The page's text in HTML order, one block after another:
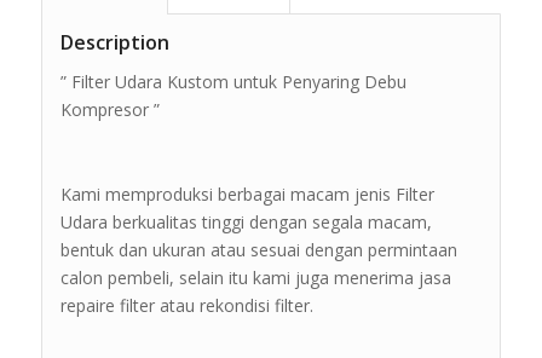
Description
” Filter Udara Kustom untuk Penyaring Debu
Kompresor ”
Kami memproduksi berbagai macam jenis Filter
Udara berkualitas tinggi dengan segala macam,
bentuk dan ukuran atau sesuai dengan permintaan
calon pembeli, selain itu kami juga menerima jasa
repaire filter atau rekondisi filter.